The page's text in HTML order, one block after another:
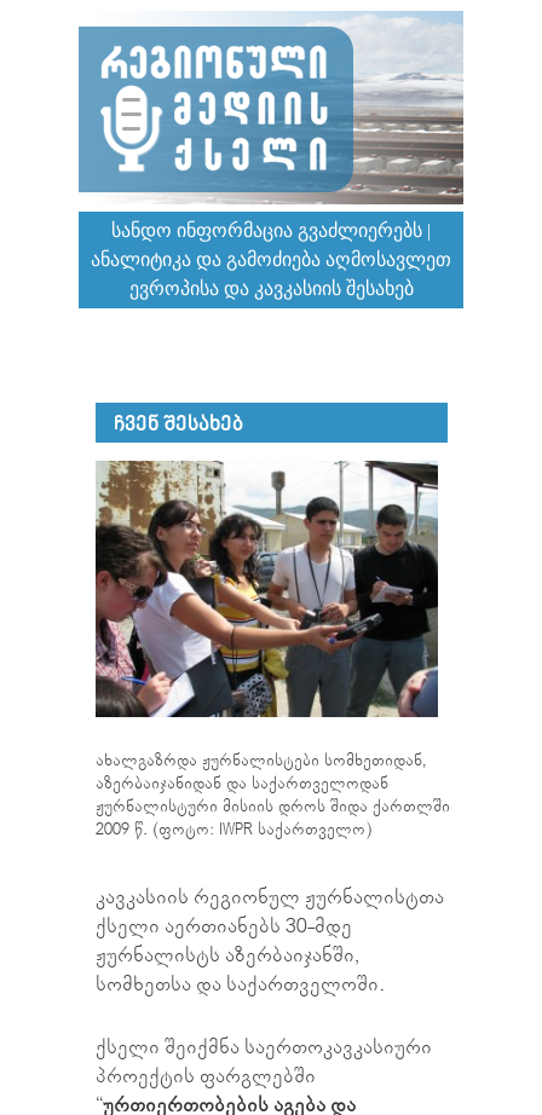
ᲡᲐᲜᲓᲝ ᲘᲜᲤᲝᲠᲛᲐᲪᲘᲐ ᲒᲕᲐᲫᲚᲘᲔᲠᲔᲑᲡ |
ᲐᲜᲐᲚᲘᲢᲘᲙᲐ ᲓᲐ ᲒᲐᲛᲝᲫᲘᲔᲑᲐ ᲐᲦᲛᲝᲡᲐᲕᲚᲔᲗ
ᲔᲕᲠᲝᲞᲘᲡᲐ ᲓᲐ ᲙᲐᲕᲙᲐᲡᲘᲘᲡ ᲨᲔᲡᲐᲮᲔᲑ
ᲩᲕᲔᲜ ᲨᲔᲡᲐᲮᲔᲑ
ახალგაზრდა ჟურნალისტები სომხეთიდან,
აზერბაიჯანიდან და საქართველოდან
ჟურნალისტური მისიის დროს შიდა ქართლში
2009 წ. (ფოტო: IWPR საქართველო)
კავკასიის რეგიონულ ჟურნალისტთა
ქსელი აერთიანებს 30-მდე
ჟურნალისტს აზერბაიჯანში,
სომხეთსა და საქართველოში.
ქსელი შეიქმნა საერთოკავკასიური
პროექტის ფარგლებში
“ურთიერთობების აგება და